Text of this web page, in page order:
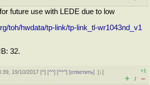
future use with LEDE due to low
toh/hwdata/tp-link/tp-link_tl-wr1043nd_v1
32.
19/10/2017 [^] [^^] [^^^] [ответить][↓]
+1
+ / –